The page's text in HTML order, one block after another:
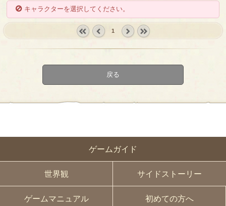
ゲームガイド
世界観 サイドストーリー
ゲームマニュアル 初めての方へ
キャラクターを選択してください。
1
戻る